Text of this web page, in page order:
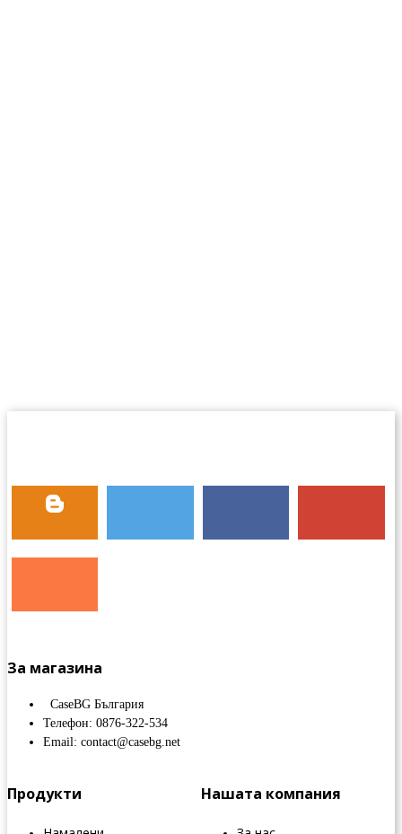
За магазина
CaseBG България
Телефон: 0876-322-534
Email: contact@casebg.net
Продукти Нашата компания